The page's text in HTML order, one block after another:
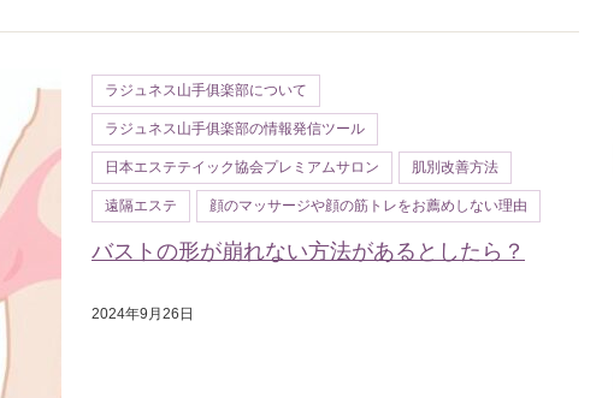
ラジュネス山手俱楽部について
ラジュネス山手俱楽部の情報発信ツール
日本エステテイック協会プレミアムサロン 肌別改善方法
遠隔エステ 顔のマッサージや顔の筋トレをお薦めしない理由
バストの形が崩れない方法があるとしたら？
2024年9月26日